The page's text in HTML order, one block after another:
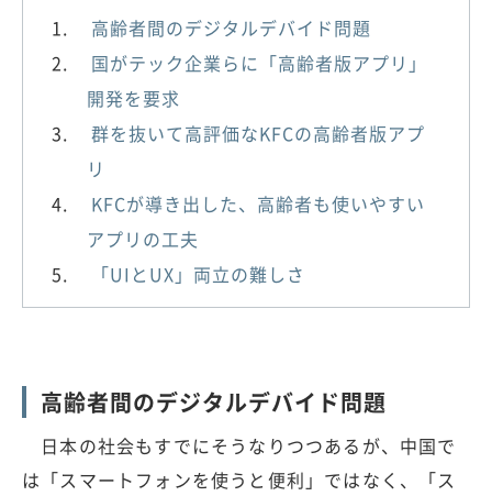
高齢者間のデジタルデバイド問題
国がテック企業らに「高齢者版アプリ」
開発を要求
群を抜いて高評価なKFCの高齢者版アプ
リ
KFCが導き出した、高齢者も使いやすい
アプリの工夫
「UIとUX」両立の難しさ
高齢者間のデジタルデバイド問題
日本の社会もすでにそうなりつつあるが、中国で
は「スマートフォンを使うと便利」ではなく、「ス